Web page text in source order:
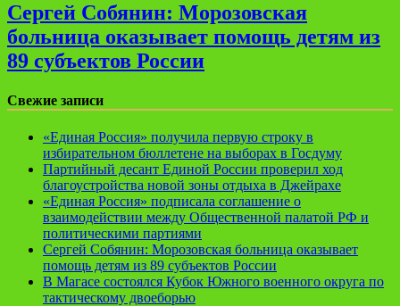
Сергей Собянин: Морозовская
больница оказывает помощь детям из
89 субъектов России
Свежие записи
«Единая Россия» получила первую строку в
избирательном бюллетене на выборах в Госдуму
Партийный десант Единой России проверил ход
благоустройства новой зоны отдыха в Джейрахе
«Единая Россия» подписала соглашение о
взаимодействии между Общественной палатой РФ и
политическими партиями
Сергей Собянин: Морозовская больница оказывает
помощь детям из 89 субъектов России
В Магасе состоялся Кубок Южного военного округа по
тактическому двоеборью